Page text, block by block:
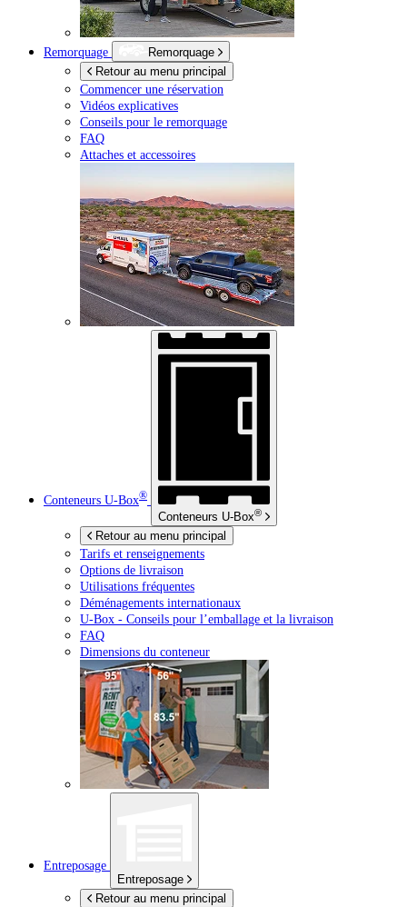
Remorquage
Remorquage
Retour au menu principal
Commencer une réservation
Vidéos explicatives
Conseils pour le remorquage
FAQ
Attaches et accessoires
Conteneurs U-Box®
Conteneurs U-Box®
Retour au menu principal
Tarifs et renseignements
Options de livraison
Utilisations fréquentes
Déménagements internationaux
U-Box - Conseils pour l’emballage et la livraison
FAQ
Dimensions du conteneur
Entreposage
Entreposage
Retour au menu principal